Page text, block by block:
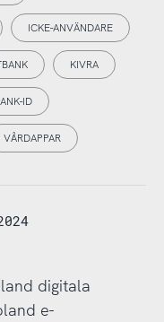
ICKE-ANVÄNDARE
KIVRA
ID
VÅRDAPPAR
digitala
e-